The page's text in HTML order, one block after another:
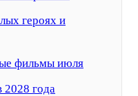
героях и
фильмы июля
года